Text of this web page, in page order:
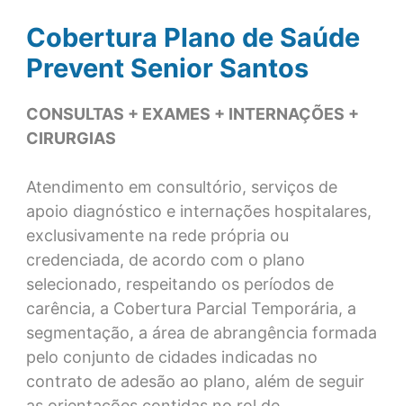
Cobertura Plano de Saúde
Prevent Senior Santos
CONSULTAS + EXAMES + INTERNAÇÕES +
CIRURGIAS
Atendimento em consultório, serviços de
apoio diagnóstico e internações hospitalares,
exclusivamente na rede própria ou
credenciada, de acordo com o plano
selecionado, respeitando os períodos de
carência, a Cobertura Parcial Temporária, a
segmentação, a área de abrangência formada
pelo conjunto de cidades indicadas no
contrato de adesão ao plano, além de seguir